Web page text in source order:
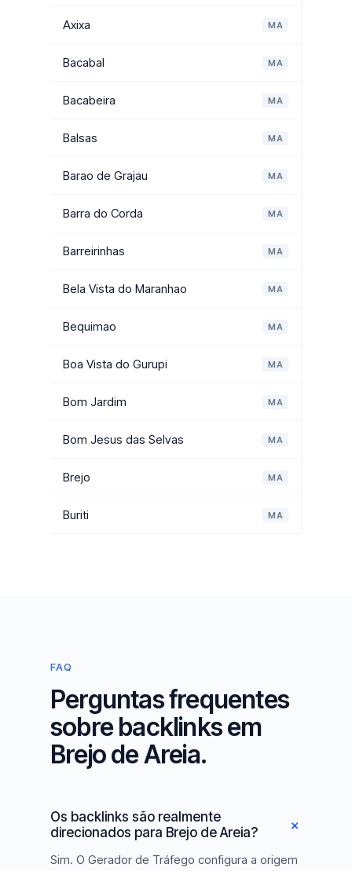
Axixa MA
Bacabal MA
Bacabeira MA
Balsas MA
Barao de Grajau MA
Barra do Corda MA
Barreirinhas MA
Bela Vista do Maranhao MA
Bequimao MA
Boa Vista do Gurupi MA
Bom Jardim MA
Bom Jesus das Selvas MA
Brejo MA
Buriti MA
FAQ
Perguntas frequentes
sobre backlinks em
Brejo de Areia.
Os backlinks são realmente
direcionados para Brejo de Areia?
Sim. O Gerador de Tráfego configura a origem